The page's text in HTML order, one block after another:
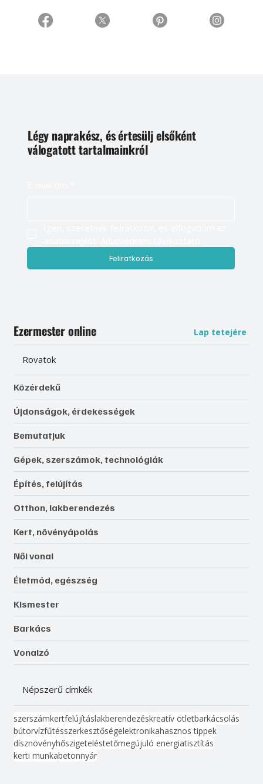
Légy naprakész, és értesülj elsőként
válogatott tartalmainkról
Feliratkozás
Ezermester online Lap tetejére
Rovatok
Közérdekű
Újdonságok, érdekességek
Bemutatjuk
Gépek, szerszámok, technológiák
Építés, felújítás
Otthon, lakberendezés
Kert, növényápolás
Női vonal
Életmód, egészség
Kismester
Barkács
Vonalzó
Népszerű címkék
szerszámkertfelújításlakberendezéskreatív ötletbarkácsolás
bútorvízfűtésszerkesztőségelektronikahasznos tippek
dísznövényhőszigeteléstetőmegújuló energiatisztítás
kerti munkabetonnyár